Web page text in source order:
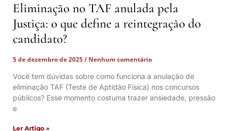
Eliminação no TAF anulada pela
Justiça: o que define a reintegração do
candidato?
5 de dezembro de 2025
Nenhum comentário
Você tem dúvidas sobre como funciona a anulação de
eliminação TAF (Teste de Aptidão Física) nos concursos
públicos? Esse momento costuma trazer ansiedade, pressão
e
Ler Artigo »